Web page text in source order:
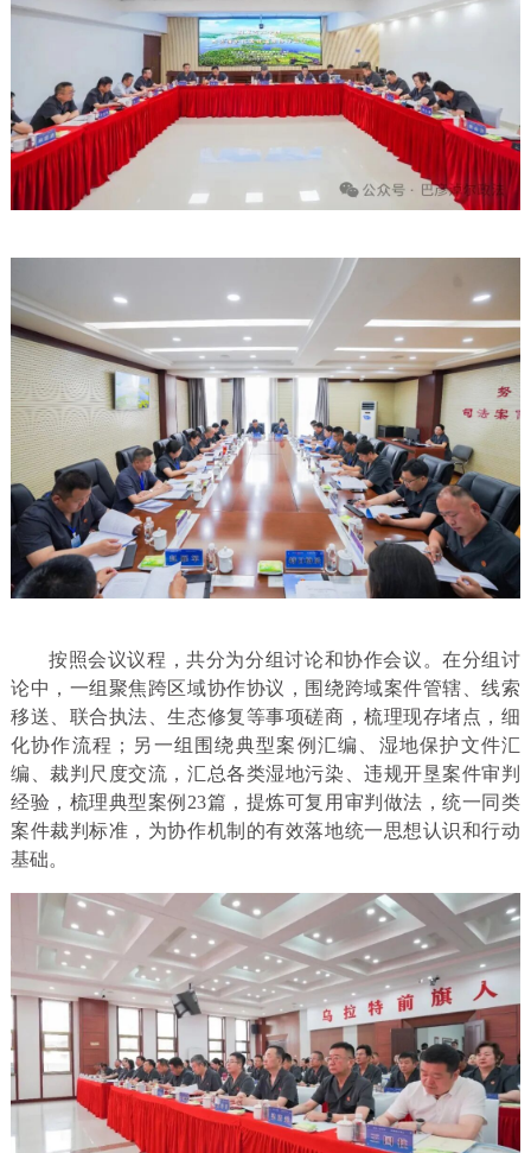
按照会议议程，共分为分组讨论和协作会议。在分组讨
论中，一组聚焦跨区域协作协议，围绕跨域案件管辖、线索
移送、联合执法、生态修复等事项磋商，梳理现存堵点，细
化协作流程；另一组围绕典型案例汇编、湿地保护文件汇
编、裁判尺度交流，汇总各类湿地污染、违规开垦案件审判
经验，梳理典型案例23篇，提炼可复用审判做法，统一同类
案件裁判标准，为协作机制的有效落地统一思想认识和行动
基础。